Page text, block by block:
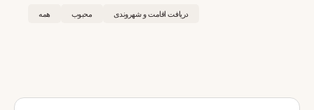
همه محبوب دریافت اقامت و شهروندی